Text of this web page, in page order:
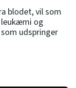
blodet, vil som
og
udspringer